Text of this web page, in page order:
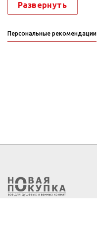
Развернуть
Персональные рекомендации